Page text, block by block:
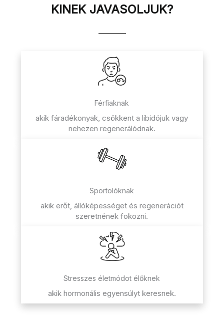
KINEK JAVASOLJUK?
Férfiaknak
akik fáradékonyak, csökkent a libidójuk vagy
nehezen regenerálódnak.
Sportolóknak
akik erőt, állóképességet és regenerációt
szeretnének fokozni.
Stresszes életmódot élőknek
akik hormonális egyensúlyt keresnek.